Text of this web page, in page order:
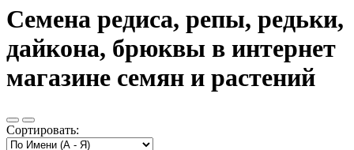
Семена редиса, репы, редьки,
дайкона, брюквы в интернет
магазине семян и растений
Сортировать: